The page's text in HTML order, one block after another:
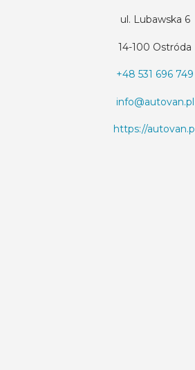
ul. Lubawska 6
14-100 Ostróda
+48 531 696 749
info@autovan.pl
https://autovan.pl